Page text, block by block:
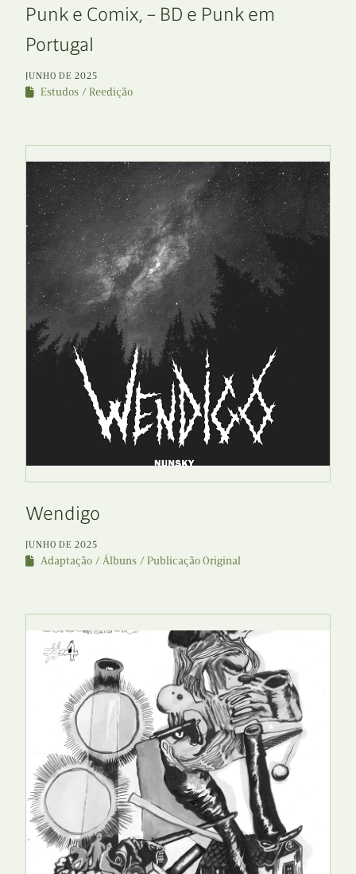
Punk e Comix, – BD e Punk em
Portugal
JUNHO DE 2025
Estudos Reedição
Wendigo
JUNHO DE 2025
Adaptação Álbuns Publicação Original